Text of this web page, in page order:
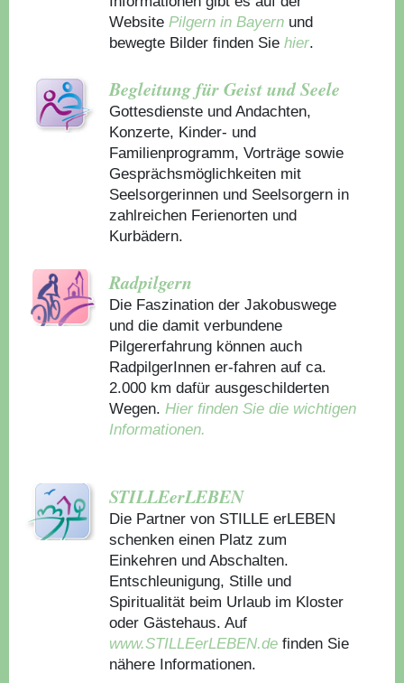
WebsitePilgern in Bayern und
bewegte Bilder finden Sie hier.
Begleitung für Geist und Seele
Gottesdienste und Andachten,
Konzerte, Kinder- und
Familienprogramm, Vorträge sowie
Gesprächsmöglichkeiten mit
Seelsorgerinnen und Seelsorgern in
zahlreichen Ferienorten und
Kurbädern.
Radpilgern
Die Faszination der Jakobuswege
und die damit verbundene
Pilgererfahrung können auch
RadpilgerInnen er-fahren auf ca.
2.000 km dafür ausgeschilderten
Wegen.Hier finden Sie die wichtigen
Informationen.
STILLEerLEBEN
Die Partner von STILLE erLEBEN
schenken einen Platz zum
Einkehren und Abschalten.
Entschleunigung, Stille und
Spiritualität beim Urlaub im Kloster
oder Gästehaus. Auf
www.STILLEerLEBEN.de finden Sie
nähere Informationen.